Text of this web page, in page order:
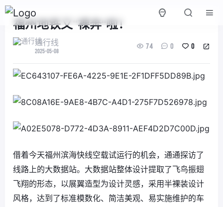
福州地铁又“裸奔"啦！
通行线
2025-05-08
74 0 0
借着今天福州滨海快线空载试运行的机会，通通探访了
线路上的大数据站。大数据站整体设计提取了飞鸟振翅
飞翔的形态，以展翼造型为设计灵感，采用半裸装设计
风格，达到了标准模数化、简洁美观、易实施维护的车